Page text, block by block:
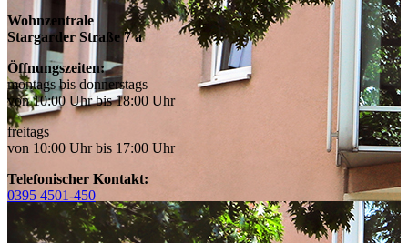
Wohnzentrale
Stargarder Straße 7 a
Öffnungszeiten:
montags bis donnerstags
von 10:00 Uhr bis 18:00 Uhr
freitags
von 10:00 Uhr bis 17:00 Uhr
Telefonischer Kontakt:
0395 4501-450